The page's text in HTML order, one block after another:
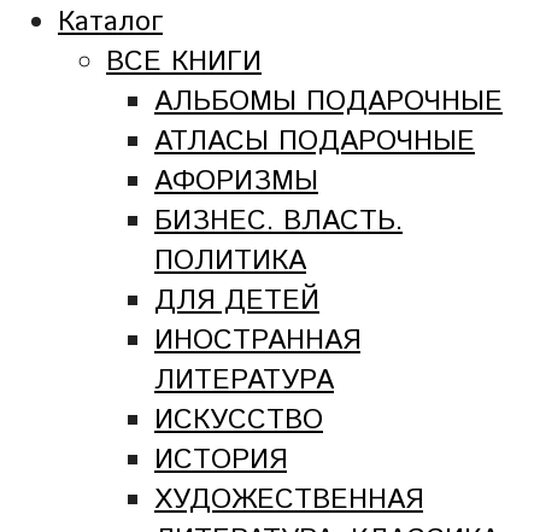
Каталог
ВСЕ КНИГИ
АЛЬБОМЫ ПОДАРОЧНЫЕ
АТЛАСЫ ПОДАРОЧНЫЕ
АФОРИЗМЫ
БИЗНЕС. ВЛАСТЬ.
ПОЛИТИКА
ДЛЯ ДЕТЕЙ
ИНОСТРАННАЯ
ЛИТЕРАТУРА
ИСКУССТВО
ИСТОРИЯ
ХУДОЖЕСТВЕННАЯ